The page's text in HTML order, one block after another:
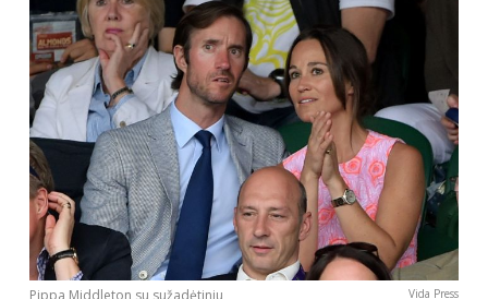
ISTORIJA
KNYGOS
INTERJERAS
NAMAI
VIRTUVĖ
Pippa Middleton su sužadėtiniu Vida Press